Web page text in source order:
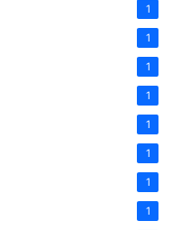
1
1
1
1
1
1
1
1